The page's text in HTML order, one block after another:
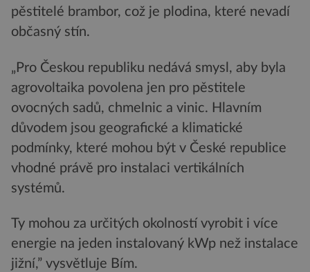
pěstitelé brambor, což je plodina, které nevadí
občasný stín.
„Pro Českou republiku nedává smysl, aby byla
agrovoltaika povolena jen pro pěstitele
ovocných sadů, chmelnic a vinic. Hlavním
důvodem jsou geografické a klimatické
podmínky, které mohou být v České republice
vhodné právě pro instalaci vertikálních
systémů.
Ty mohou za určitých okolností vyrobit i více
energie na jeden instalovaný kWp než instalace
jižní,” vysvětluje Bím.